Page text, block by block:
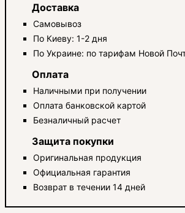
Доставка
Самовывоз
По Киеву: 1-2 дня
По Украине: по тарифам Новой
Оплата
Наличными при получении
Оплата банковской картой
Безналичный расчет
Защита покупки
Оригинальная продукция
Официальная гарантия
Возврат в течении 14 дней